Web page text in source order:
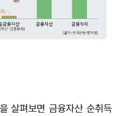
살펴보면 금융자산 순취득